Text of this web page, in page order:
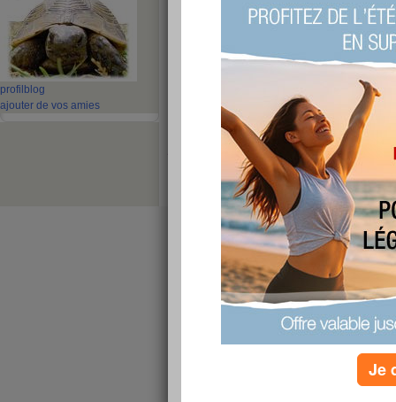
profil blog
ajouter de vos amies
bon weekend !
bon je mange et je part dans ma belle
je suis en vacances ah c'est quand
Je